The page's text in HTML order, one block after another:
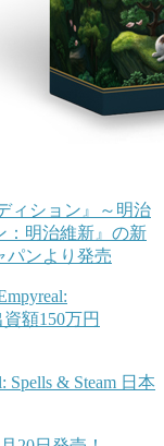
ィション』～明治
：明治維新』の新
パンより発売
Spells & Steam 日本